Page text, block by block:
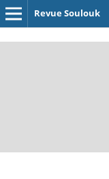
Revue Soulouk